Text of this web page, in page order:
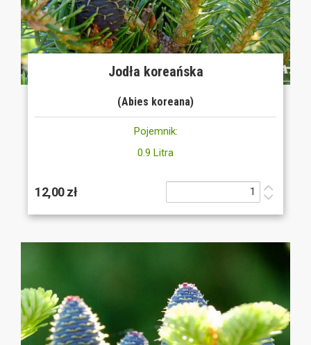
Jodła koreańska
(Abies koreana)
Pojemnik:
0.9 Litra
12,00 zł